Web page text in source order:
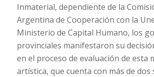
Inmaterial, dependiente de la
Argentina de Cooperación con la
Ministerio de Capital Humano, los
provinciales manifestaron su
en el proceso de evaluación de esta
artística, que cuenta con más de dos